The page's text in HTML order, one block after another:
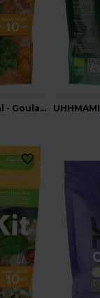
UHHMAMI Easy Meal - Goulash Kit, Økologisk